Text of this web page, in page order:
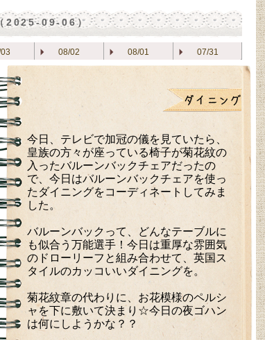
2025-09-06）
08/02 08/01 07/31
今日、テレビで加冠の儀を見ていたら、
皇族の方々が座っている椅子が菊花紋の
入ったバルーンバックチェアだったの
で、今日はバルーンバックチェアを使っ
たダイニングをコーディネートしてみま
した。
バルーンバックって、どんなテーブルに
も似合う万能選手！今日は重厚な雰囲気
のドローリーフと組み合わせて、英国ス
タイルのカッコいいダイニングを。
菊花紋章の代わりに、お花模様のペルシ
ャを下に敷いて決まり☆今日の夜ゴハン
は何にしようかな？？